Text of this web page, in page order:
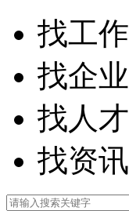
找工作
找企业
找人才
找资讯